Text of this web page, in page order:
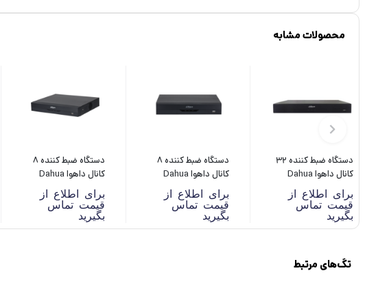
محصولات مشابه
دستگاه ضبط کننده 32
کانال داهوا Dahua
XVR5232AN-I3
برای اطلاع از
قیمت تماس
بگیرید
دستگاه ضبط کننده 8
کانال داهوا Dahua
XVR4108HS-I
برای اطلاع از
قیمت تماس
بگیرید
دستگاه ضبط کننده 8
کانال داهوا Dahua
XVR4116HS-I
برای اطلاع از
قیمت تماس
بگیرید
تگ‌های مرتبط